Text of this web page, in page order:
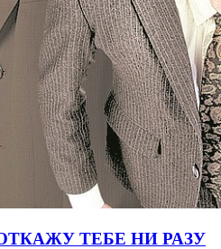
ТЕБЕ НИ РАЗУ